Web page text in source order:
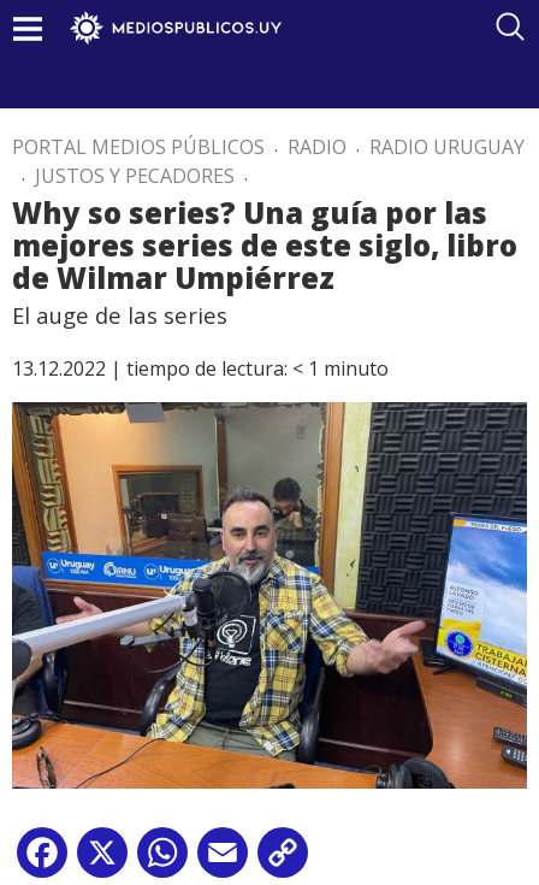
PORTAL MEDIOS PÚBLICOS . RADIO . RADIO URUGUAY
. JUSTOS Y PECADORES .
Why so series? Una guía por las
mejores series de este siglo, libro
de Wilmar Umpiérrez
El auge de las series
13.12.2022 | tiempo de lectura: < 1 minuto
Facebook
X WhatsApp
Email